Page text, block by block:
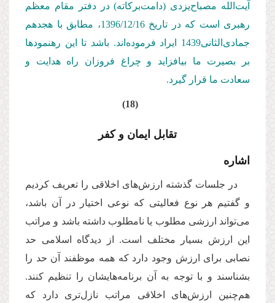
آیت‌الله مصباح‌یزدی (دامت‌بركاته) در دفتر مقام معظم
رهبری است كه در تاریخ 1396/12/16
، مطابق با هجدهم
جمادی‌الثانی1439 ایراد فرموده‌اند. باشد تا این رهنمودها
بر بصیرت ما بیافزاید و چراغ فروزان راه هدایت و
سعادت ما قرار گیرد.
(18)
تقابل ایمان و کفر
اشاره
در جلسات گذشته ارزش‌های اخلاقی را تعریف کردیم
و گفتیم هر نوع فعالیتی که نوعی اختیار در آن باشد،
می‌تواند ارزشی مطلوب یا نامطلوب داشته باشد و مراتب
این ارزش بسیار مختلف است. از دیدگاه اسلامی حد
نصابی برای ارزش وجود دارد که همه موظفند آن حد را
بشناسند و با توجه به آن برنامه‌هایشان را تنظیم کنند.
هم‌چنین ارزش‌های اخلاقی مراتب نازل‌تری دارد که